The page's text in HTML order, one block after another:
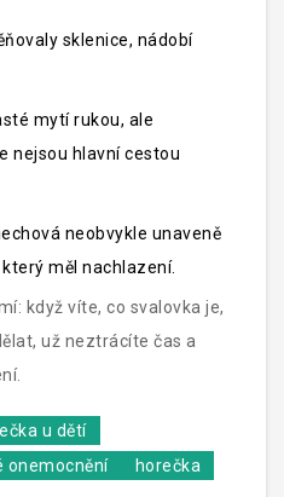
sklenice, nádobí
mytí rukou, ale
nejsou hlavní cestou
neobvykle unaveně
měl nachlazení.
když víte, co svalovka je,
už neztrácíte čas a
u dětí
onemocnění horečka